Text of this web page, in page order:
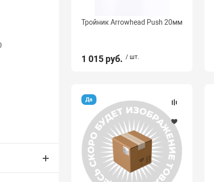
Тройник Arrowhead Push 20мм
1 015 руб. / шт.
Да